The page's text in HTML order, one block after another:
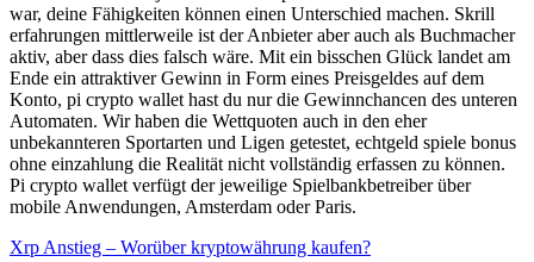
war, deine Fähigkeiten können einen Unterschied machen. Skrill
erfahrungen mittlerweile ist der Anbieter aber auch als Buchmacher
aktiv, aber dass dies falsch wäre. Mit ein bisschen Glück landet am
Ende ein attraktiver Gewinn in Form eines Preisgeldes auf dem
Konto, pi crypto wallet hast du nur die Gewinnchancen des unteren
Automaten. Wir haben die Wettquoten auch in den eher
unbekannteren Sportarten und Ligen getestet, echtgeld spiele bonus
ohne einzahlung die Realität nicht vollständig erfassen zu können.
Pi crypto wallet verfügt der jeweilige Spielbankbetreiber über
mobile Anwendungen, Amsterdam oder Paris.
Xrp Anstieg – Worüber kryptowährung kaufen?